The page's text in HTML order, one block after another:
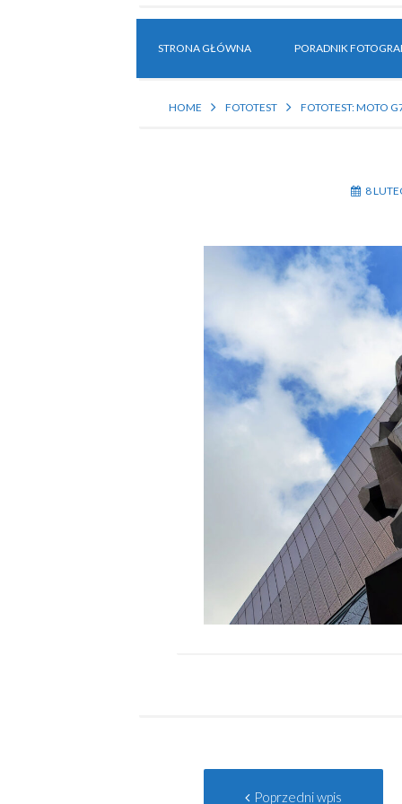
STRONA GŁÓWNA PORADNIK
HOME FOTOTEST FOTOTEST: MOTO
8
Poprzedni wpis